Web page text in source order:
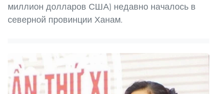
миллион долларов США) недавно началось в
северной провинции Ханам.